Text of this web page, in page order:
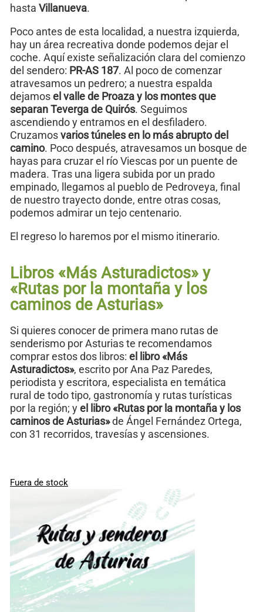
hasta Villanueva.
Poco antes de esta localidad, a nuestra izquierda,
hay un área recreativa donde podemos dejar el
coche. Aquí existe señalización clara del comienzo
del sendero: PR-AS 187. Al poco de comenzar
atravesamos un pedrero; a nuestra espalda
dejamosel valle de Proaza y los montes que
separan Teverga de Quirós. Seguimos
ascendiendo y entramos en el desfiladero.
Cruzamosvarios túneles en lo más abrupto del
camino. Poco después, atravesamos un bosque de
hayas para cruzar el río Viescas por un puente de
madera. Tras una ligera subida por un prado
empinado, llegamos al pueblo de Pedroveya, final
de nuestro trayecto donde, entre otras cosas,
podemos admirar un tejo centenario.
El regreso lo haremos por el mismo itinerario.
Libros «Más Asturadictos» y
«Rutas por la montaña y los
caminos de Asturias»
Si quieres conocer de primera mano rutas de
senderismo por Asturias te recomendamos
comprar estos dos libros: el libro «Más
Asturadictos», escrito por Ana Paz Paredes,
periodista y escritora, especialista en temática
rural de todo tipo, gastronomía y rutas turísticas
por la región; yel libro «Rutas por la montaña y los
caminos de Asturias»de Ángel Fernández Ortega,
con 31 recorridos, travesías y ascensiones.
Fuera de stock